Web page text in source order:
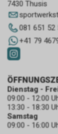
7430 Thusis
081 651 52
+41 79
Dienstag -
09:00 - 12:00
13:30 - 18:30
Samstag
09:00 - 16:00